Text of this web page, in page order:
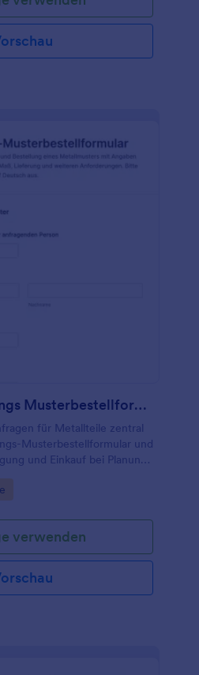
Metallbearbeitungs Musterbestellformular
für Metallteile zentral
Musterbestellformular und
und Einkauf bei Planung,
verwenden